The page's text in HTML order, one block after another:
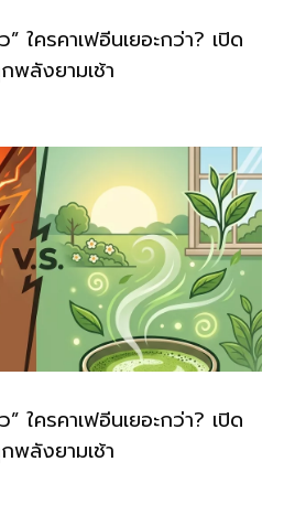
ใครคาเฟอีนเยอะกว่า? เปิด
พลังยามเช้า
ใครคาเฟอีนเยอะกว่า? เปิด
พลังยามเช้า